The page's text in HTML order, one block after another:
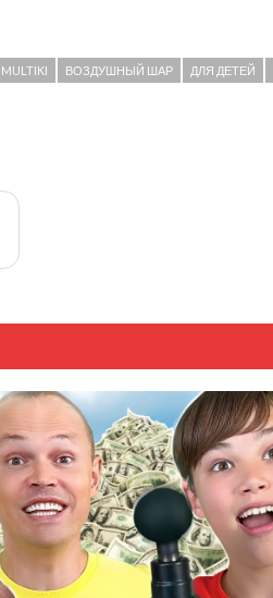
MULTIKI ВОЗДУШНЫЙ ШАР ДЛЯ ДЕТЕЙ